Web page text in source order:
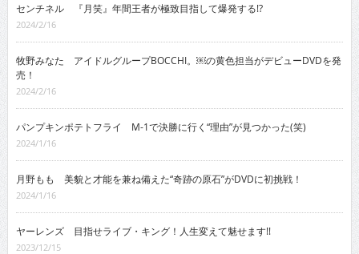
センチネル 『月笑』年間王者が極致目指して爆発する!?
2024/2/16
牧野みなた アイドルグループBOCCHI。￼の黄色担当がデビューDVDを発
売！
2024/2/16
パンプキンポテトフライ M-1で決勝に行く“理由”が見つかった(笑)
2024/1/16
月野もも 美貌と才能を兼ね備えた“奇跡の原石”がDVDに初挑戦！
2024/1/16
ヤーレンズ 目指せライブ・キング！人生変えて魅せます!!
2023/12/15